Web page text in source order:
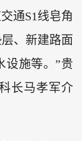
通S1线皂角
、新建路面
设施等。”贵
长马孝军介